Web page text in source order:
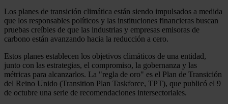
Los planes de transición climática están siendo impulsados a medida
que los responsables políticos y las instituciones financieras buscan
pruebas creíbles de que las industrias y empresas emisoras de
carbono están avanzando hacia la reducción a cero.
Estos planes establecen los objetivos climáticos de una entidad,
junto con las estrategias, el compromiso, la gobernanza y las
métricas para alcanzarlos. La "regla de oro" es el Plan de Transición
del Reino Unido (Transition Plan Taskforce, TPT), que publicó el 9
de octubre una serie de recomendaciones intersectoriales.